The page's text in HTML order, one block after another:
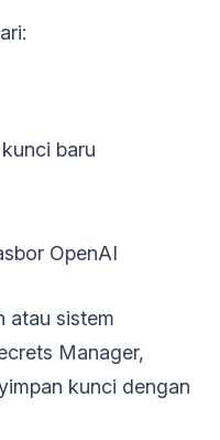
baru
OpenAI
atau sistem
Manager,
kunci dengan